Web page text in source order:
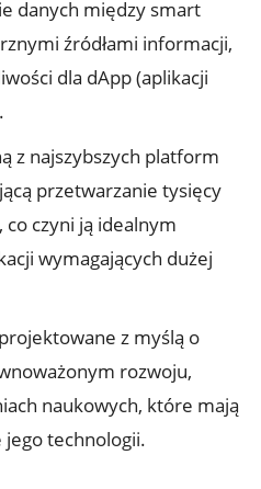
danych między smart⁤
źródłami informacji,
dla ⁤dApp (aplikacji
z najszybszych platform
przetwarzanie tysięcy
czyni ją idealnym
wymagających dużej
z myślą o
‍rozwoju,
naukowych, które mają⁢
technologii.